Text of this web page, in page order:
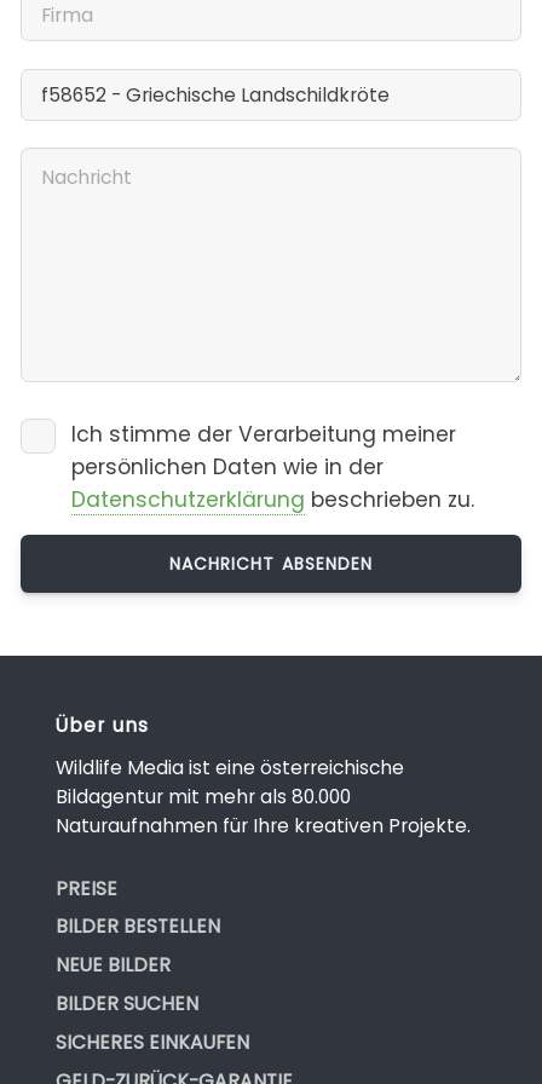
Ich stimme der Verarbeitung meiner
persönlichen Daten wie in der
Datenschutzerklärung beschrieben zu.
Über uns
Wildlife Media ist eine österreichische
Bildagentur mit mehr als 80.000
Naturaufnahmen für Ihre kreativen Projekte.
PREISE
BILDER BESTELLEN
NEUE BILDER
BILDER SUCHEN
SICHERES EINKAUFEN